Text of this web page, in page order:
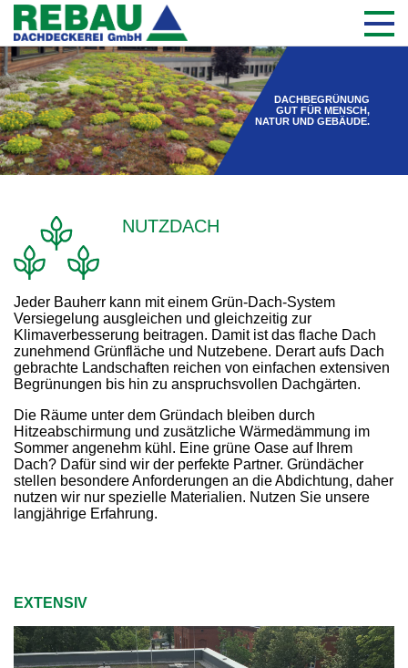
DACHBEGRÜNUNG
GUT FÜR MENSCH,
NATUR UND GEBÄUDE.
NUTZDACH
Jeder Bauherr kann mit einem Grün-Dach-System
Versiegelung ausgleichen und gleichzeitig zur
Klimaverbesserung beitragen. Damit ist das flache Dach
zunehmend Grünfläche und Nutzebene. Derart aufs Dach
gebrachte Landschaften reichen von einfachen extensiven
Begrünungen bis hin zu anspruchsvollen Dachgärten.
Die Räume unter dem Gründach bleiben durch
Hitzeabschirmung und zusätzliche Wärmedämmung im
Sommer angenehm kühl. Eine grüne Oase auf Ihrem
Dach? Dafür sind wir der perfekte Partner. Gründächer
stellen besondere Anforderungen an die Abdichtung, daher
nutzen wir nur spezielle Materialien. Nutzen Sie unsere
langjährige Erfahrung.
EXTENSIV